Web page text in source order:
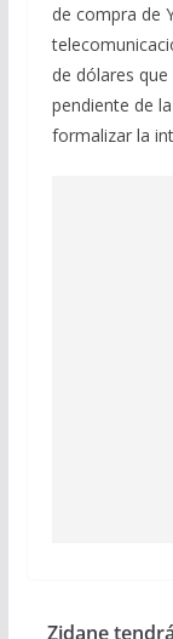
de compra de
de dólares
pendiente de
formalizar la
Zidane